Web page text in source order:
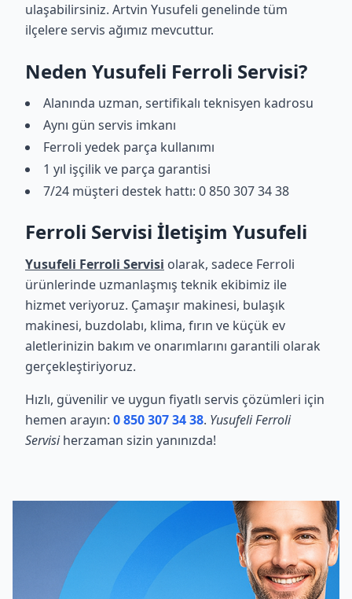
ulaşabilirsiniz. Artvin Yusufeli genelinde tüm
ilçelere servis ağımız mevcuttur.
Neden Yusufeli Ferroli Servisi?
Alanında uzman, sertifikalı teknisyen kadrosu
Aynı gün servis imkanı
Ferroli yedek parça kullanımı
1 yıl işçilik ve parça garantisi
7/24 müşteri destek hattı: 0 850 307 34 38
Ferroli Servisi İletişim Yusufeli
Yusufeli Ferroli Servisi olarak, sadece Ferroli
ürünlerinde uzmanlaşmış teknik ekibimiz ile
hizmet veriyoruz. Çamaşır makinesi, bulaşık
makinesi, buzdolabı, klima, fırın ve küçük ev
aletlerinizin bakım ve onarımlarını garantili olarak
gerçekleştiriyoruz.
Hızlı, güvenilir ve uygun fiyatlı servis çözümleri için
hemen arayın: 0 850 307 34 38. Yusufeli Ferroli
Servisiherzaman sizin yanınızda!